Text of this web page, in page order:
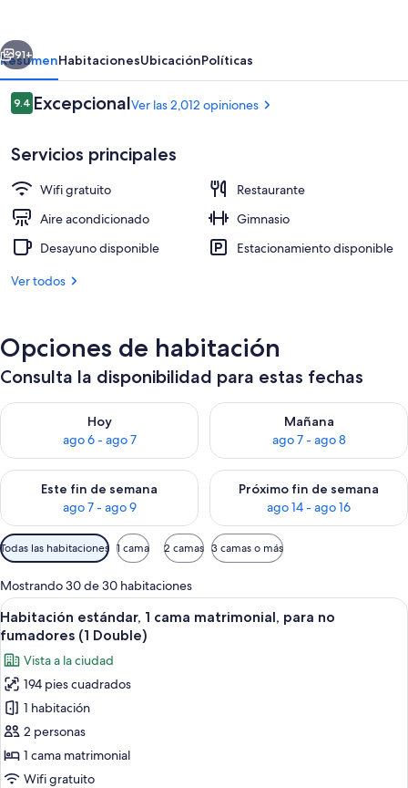
Ropa de cama de alta calidad y caja
Siguiente
91+
ResumenHabitacionesUbicaciónPolíticas
Opiniones
9.49.4 de 10,
ExcepcionalVer las 2,012 opiniones
Servicios principales
Wifi gratuito
Restaurante
Aire acondicionado
Gimnasio
Desayuno disponible
Estacionamiento disponible
Ver todos
Opciones de habitación
Consulta la disponibilidad para estas fechas
Hoy
ago 6 - ago 7
Consulta la disponibilidad para hoy ago 6 - ago 7
Mañana
ago 7 - ago 8
Consulta la disponibilidad
Este fin de semana
ago 7 - ago 9
Consulta la disponibilidad para este fin de semana ago 7 -
Próximo fin de semana
ago 14 - ago 16
Consulta la disponibilidad
Filtros
disponibles
para
las
habitaciones
Todas las habitaciones 1 cama 2 camas 3 camas o más
Mostrando 30 de 30 habitaciones
Abrir
todas
las
fotos
de
Habitación
estándar,
1
cama
Una habitación de hotel con una
5
Habitación estándar, 1 cama matrimonial, para no
fumadores (1 Double)
Vista a la ciudad
194 pies cuadrados
1 habitación
2 personas
1 cama matrimonial
Wifi gratuito